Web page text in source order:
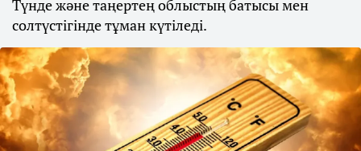
Түнде және таңертең облыстың батысы мен
солтүстігінде тұман күтіледі.